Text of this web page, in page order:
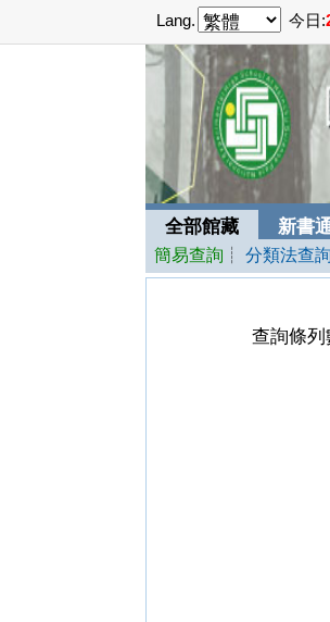
Lang. 今日:
全部館藏 新書
簡易查詢 ┊分類法查詢
查詢條列